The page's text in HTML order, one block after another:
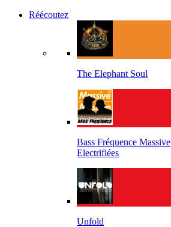
Réécoutez
The Elephant Soul
Bass Fréquence Massive
Electrifiées
Unfold